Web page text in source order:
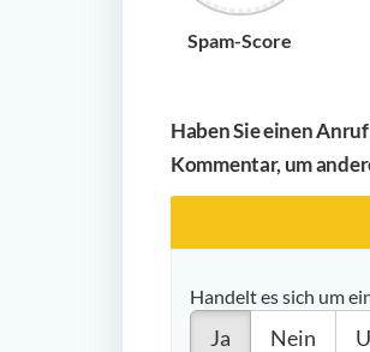
Spam-Score
Haben Sie einen
Kommentar, um
Handelt es sich um
Ja Nein